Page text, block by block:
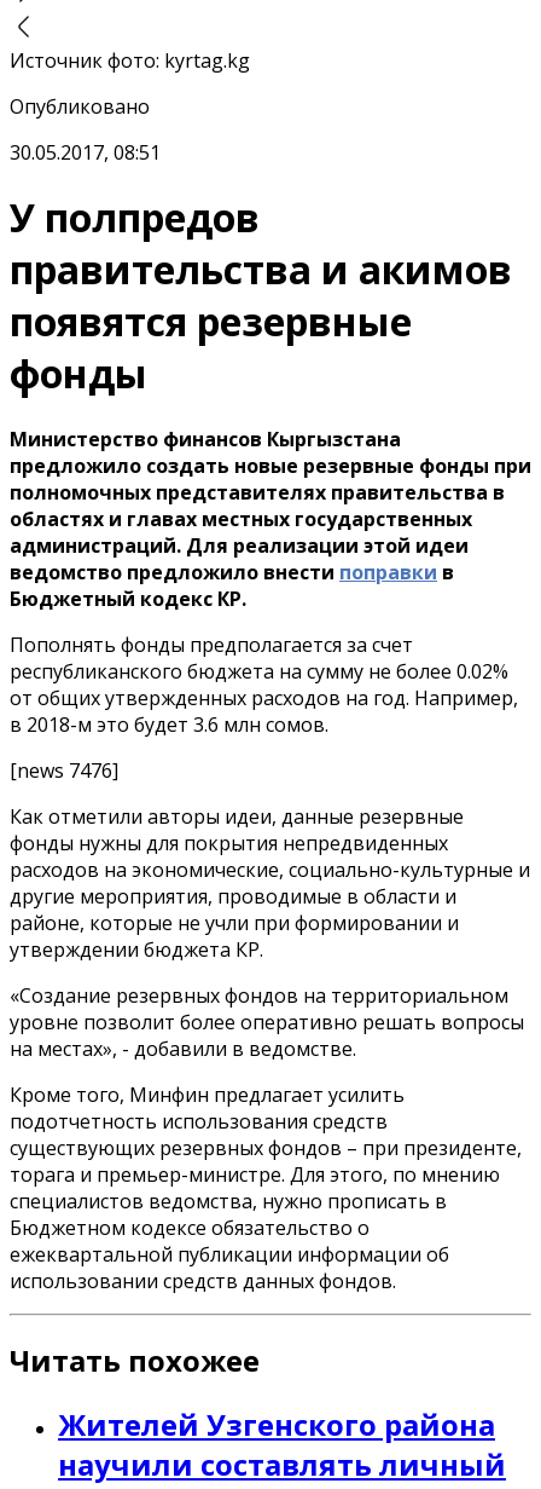
Источник фото: kyrtag.kg
Опубликовано
30.05.2017, 08:51
У полпредов
правительства и акимов
появятся резервные
фонды
Министерство финансов Кыргызстана
предложило создать новые резервные фонды при
полномочных представителях правительства в
областях и главах местных государственных
администраций. Для реализации этой идеи
ведомство предложило внести поправки в
Бюджетный кодекс КР.
Пополнять фонды предполагается за счет
республиканского бюджета на сумму не более 0.02%
от общих утвержденных расходов на год. Например,
в 2018-м это будет 3.6 млн сомов.
[news 7476]
Как отметили авторы идеи, данные резервные
фонды нужны для покрытия непредвиденных
расходов на экономические, социально-культурные и
другие мероприятия, проводимые в области и
районе, которые не учли при формировании и
утверждении бюджета КР.
«Создание резервных фондов на территориальном
уровне позволит более оперативно решать вопросы
на местах», - добавили в ведомстве.
Кроме того, Минфин предлагает усилить
подотчетность использования средств
существующих резервных фондов – при президенте,
торага и премьер-министре. Для этого, по мнению
специалистов ведомства, нужно прописать в
Бюджетном кодексе обязательство о
ежеквартальной публикации информации об
использовании средств данных фондов.
Читать похожее
Жителей Узгенского района
научили составлять личный